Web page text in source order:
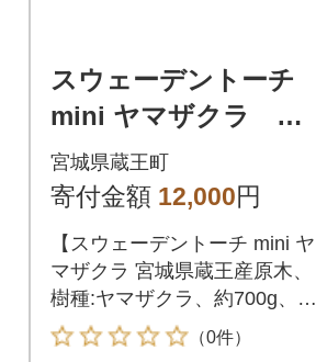
スウェーデントーチ
mini ヤマザクラ 【0
4301-0455】
宮城県蔵王町
寄付金額 12,000円
【スウェーデントーチ mini ヤ
マザクラ 宮城県蔵王産原木、
樹種:ヤマザクラ、約700g、真
空パック包装・本体高さ約18
cm・直径10-12cm】
（0件）